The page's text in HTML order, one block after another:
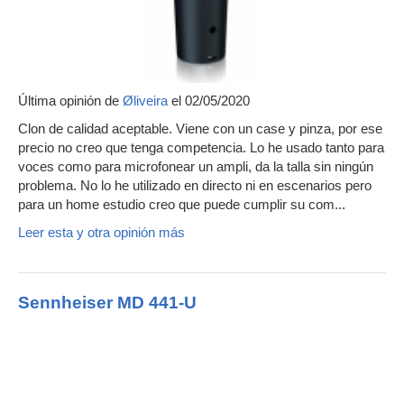
Última opinión de Øliveira el 02/05/2020
Clon de calidad aceptable. Viene con un case y pinza, por ese
precio no creo que tenga competencia. Lo he usado tanto para
voces como para microfonear un ampli, da la talla sin ningún
problema. No lo he utilizado en directo ni en escenarios pero
para un home estudio creo que puede cumplir su com...
Leer esta y otra opinión más
Sennheiser MD 441-U